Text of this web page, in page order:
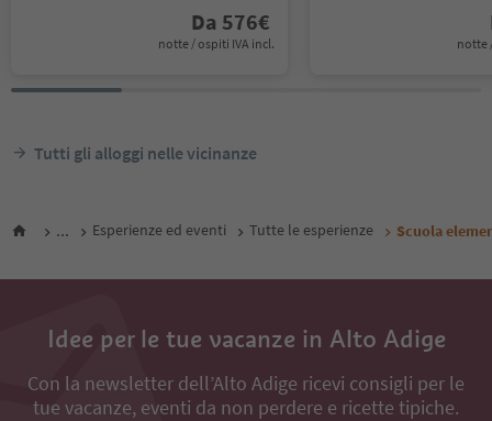
Da 576€
notte / ospiti IVA incl. notte
Tutti gli alloggi nelle vicinanze
... Esperienze ed eventi Tutte le esperienze Scuola
Idee per le tue vacanze in Alto Adige
Con la newsletter dell’Alto Adige ricevi consigli per le
tue vacanze, eventi da non perdere e ricette tipiche.